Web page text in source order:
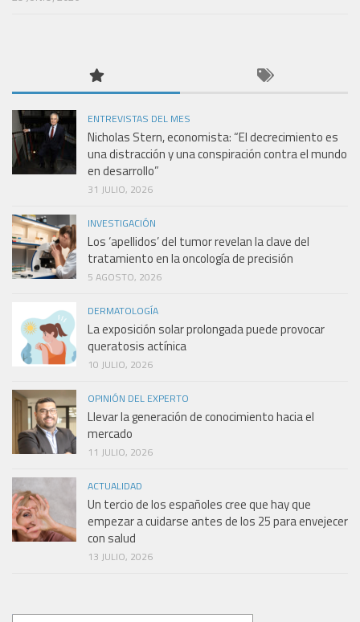
ENTREVISTAS DEL MES
Nicholas Stern, economista: “El decrecimiento es
una distracción y una conspiración contra el mundo
en desarrollo”
31 JULIO, 2026
INVESTIGACIÓN
Los ‘apellidos’ del tumor revelan la clave del
tratamiento en la oncología de precisión
5 AGOSTO, 2026
DERMATOLOGÍA
La exposición solar prolongada puede provocar
queratosis actínica
10 JULIO, 2026
OPINIÓN DEL EXPERTO
Llevar la generación de conocimiento hacia el
mercado
11 JULIO, 2026
ACTUALIDAD
Un tercio de los españoles cree que hay que
empezar a cuidarse antes de los 25 para envejecer
con salud
13 JULIO, 2026